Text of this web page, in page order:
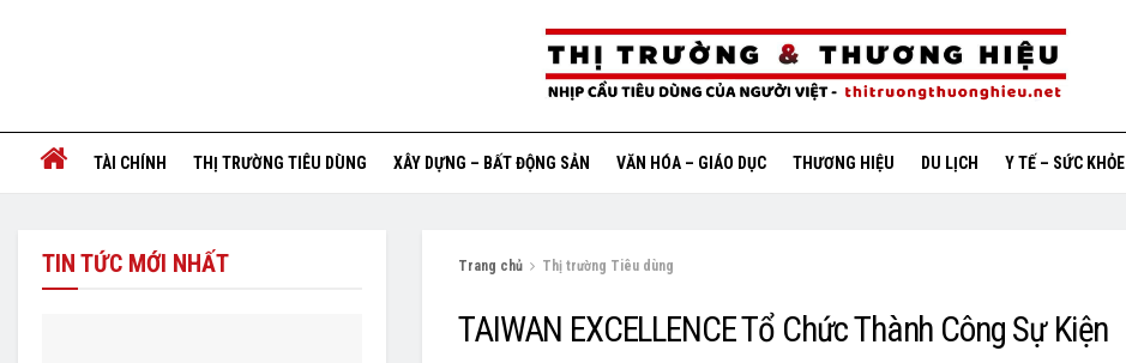
TÀI CHÍNH THỊ TRƯỜNG TIÊU DÙNG XÂY DỰNG – BẤT ĐỘNG SẢN VĂN HÓA – GIÁO DỤC THƯƠNG HIỆU DU LỊCH Y TẾ – SỨC KHỎE
Trang chủ Thị trường Tiêu dùng
TAIWAN EXCELLENCE Tổ Chức Thành Công Sự Kiện
TIN TỨC MỚI NHẤT